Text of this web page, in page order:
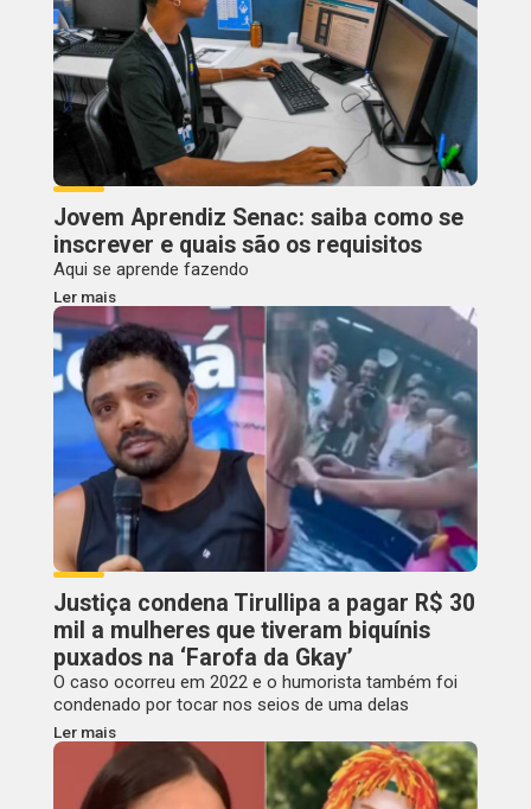
Jovem Aprendiz Senac: saiba como se
inscrever e quais são os requisitos
Aqui se aprende fazendo
Ler mais
Justiça condena Tirullipa a pagar R$ 30
mil a mulheres que tiveram biquínis
puxados na ‘Farofa da Gkay’
O caso ocorreu em 2022 e o humorista também foi
condenado por tocar nos seios de uma delas
Ler mais